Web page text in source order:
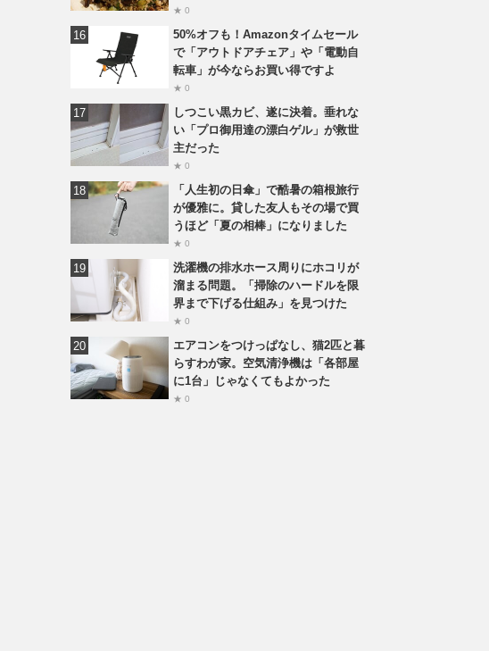
★ 0
50%オフも！Amazonタイムセール
で「アウトドアチェア」や「電動自
転車」が今ならお買い得ですよ
★ 0
しつこい黒カビ、遂に決着。垂れな
い「プロ御用達の漂白ゲル」が救世
主だった
★ 0
「人生初の日傘」で酷暑の箱根旅行
が優雅に。貸した友人もその場で買
うほど「夏の相棒」になりました
★ 0
洗濯機の排水ホース周りにホコリが
溜まる問題。「掃除のハードルを限
界まで下げる仕組み」を見つけた
★ 0
エアコンをつけっぱなし、猫2匹と暮
らすわが家。空気清浄機は「各部屋
に1台」じゃなくてもよかった
★ 0